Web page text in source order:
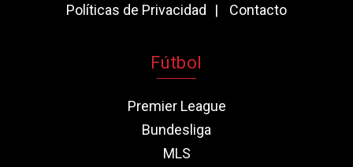
Políticas de Privacidad
Contacto
Fútbol
Premier League
Bundesliga
MLS